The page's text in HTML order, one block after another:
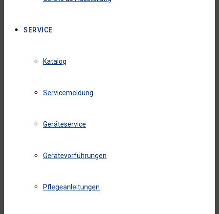
SERVICE
Katalog
Servicemeldung
Geräteservice
Gerätevorführungen
Pflegeanleitungen